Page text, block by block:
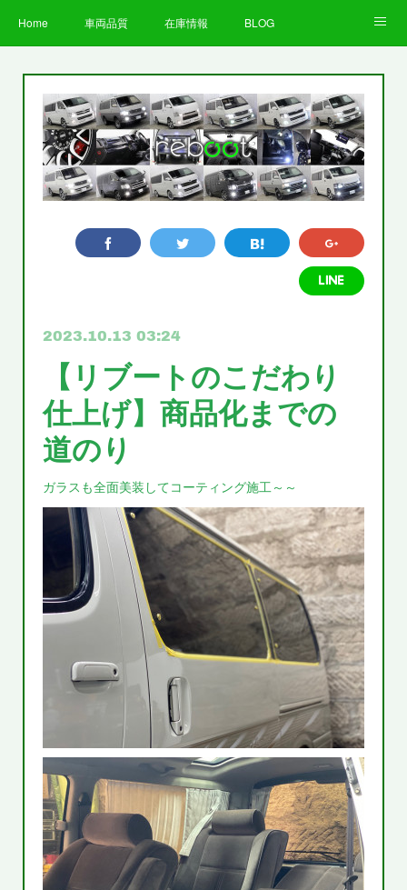
Home 車両品質 在庫情報 BLOG
お客様の声 STAFF 企業情報
プライバシーポリシー
2023.10.13 03:24
【リブートのこだわり
仕上げ】商品化までの
道のり
ガラスも全面美装してコーティング施工～～